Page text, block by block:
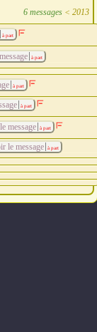
6 messages< 2013
à part
à part
à part
à part
message à part
le message à part